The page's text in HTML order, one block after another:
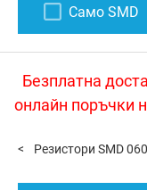
Само SMD
Безплатна
онлайн поръчки
Резистори SMD